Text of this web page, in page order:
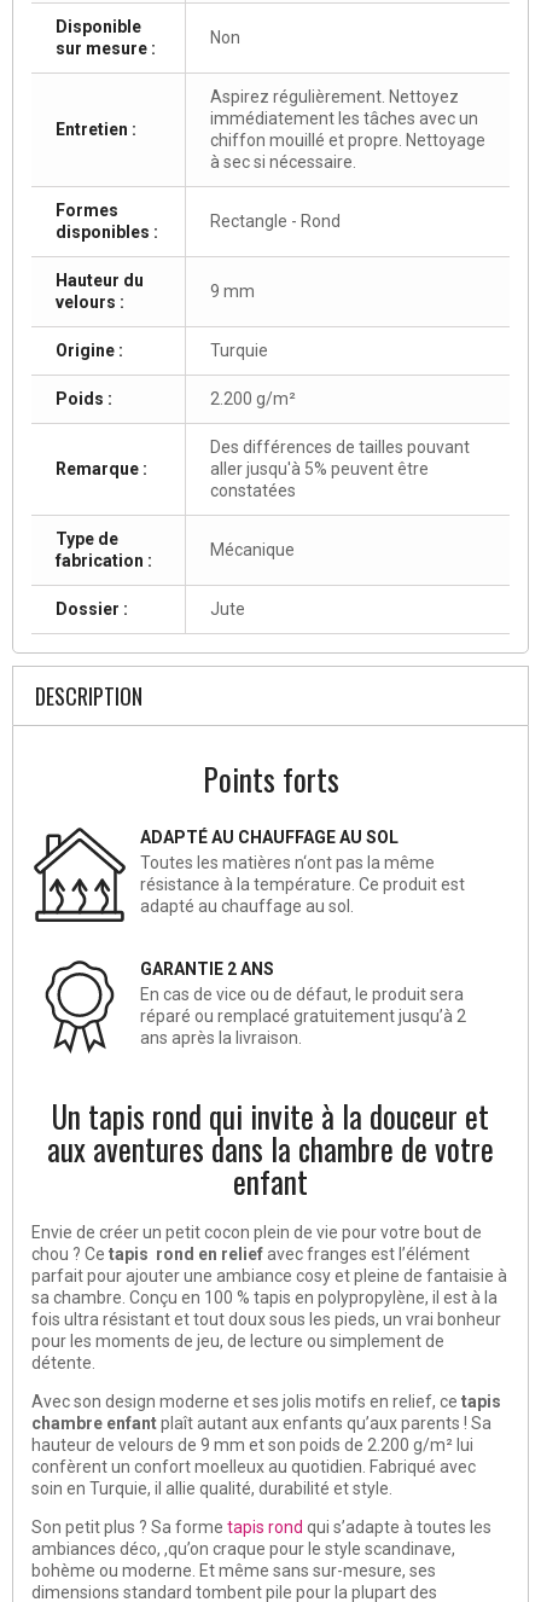
Disponible
sur mesure :
Non
Entretien :
Aspirez régulièrement. Nettoyez
immédiatement les tâches avec un
chiffon mouillé et propre. Nettoyage
à sec si nécessaire.
Formes
disponibles :
Rectangle - Rond
Hauteur du
velours :
9 mm
Origine : Turquie
Poids : 2.200 g/m²
Remarque :
Des différences de tailles pouvant
aller jusqu'à 5% peuvent être
constatées
Type de
fabrication :
Mécanique
Dossier : Jute
DESCRIPTION
Points forts
ADAPTÉ AU CHAUFFAGE AU SOL
Toutes les matières n‘ont pas la même
résistance à la température. Ce produit est
adapté au chauffage au sol.
GARANTIE 2 ANS
En cas de vice ou de défaut, le produit sera
réparé ou remplacé gratuitement jusqu’à 2
ans après la livraison.
Un tapis rond qui invite à la douceur et
aux aventures dans la chambre de votre
enfant
Envie de créer un petit cocon plein de vie pour votre bout de
chou ? Ce tapis rond en reliefavec franges est l’élément
parfait pour ajouter une ambiance cosy et pleine de fantaisie à
sa chambre. Conçu en 100 % tapis en polypropylène, il est à la
fois ultra résistant et tout doux sous les pieds, un vrai bonheur
pour les moments de jeu, de lecture ou simplement de
détente.
Avec son design moderne et ses jolis motifs en relief, ce tapis
chambre enfantplaît autant aux enfants qu’aux parents ! Sa
hauteur de velours de 9 mm et son poids de 2.200 g/m² lui
confèrent un confort moelleux au quotidien. Fabriqué avec
soin en Turquie, il allie qualité, durabilité et style.
Son petit plus ? Sa forme tapis rond qui s’adapte à toutes les
ambiances déco, ,qu’on craque pour le style scandinave,
bohème ou moderne. Et même sans sur-mesure, ses
dimensions standard tombent pile pour la plupart des